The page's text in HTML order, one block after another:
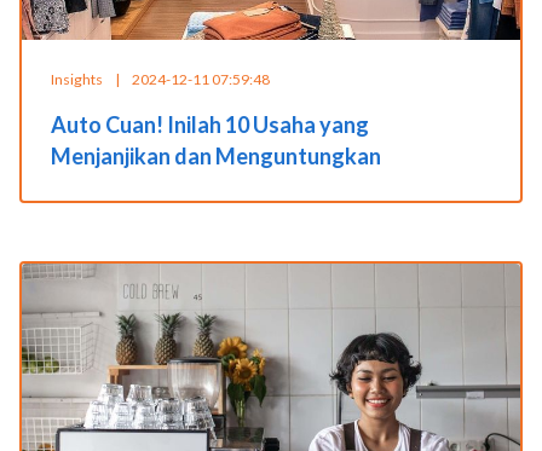
Insights | 2024-12-11 07:59:48
Auto Cuan! Inilah 10 Usaha yang
Menjanjikan dan Menguntungkan